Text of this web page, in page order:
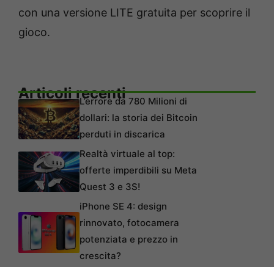
con una versione LITE gratuita per scoprire il
gioco.
Articoli recentiL’errore da 780 Milioni di
dollari: la storia dei Bitcoin
perduti in discarica
Realtà virtuale al top:
offerte imperdibili su Meta
Quest 3 e 3S!
iPhone SE 4: design
rinnovato, fotocamera
potenziata e prezzo in
crescita?